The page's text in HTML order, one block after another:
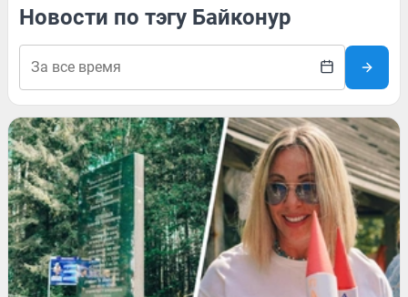
Новости по тэгу Байконур